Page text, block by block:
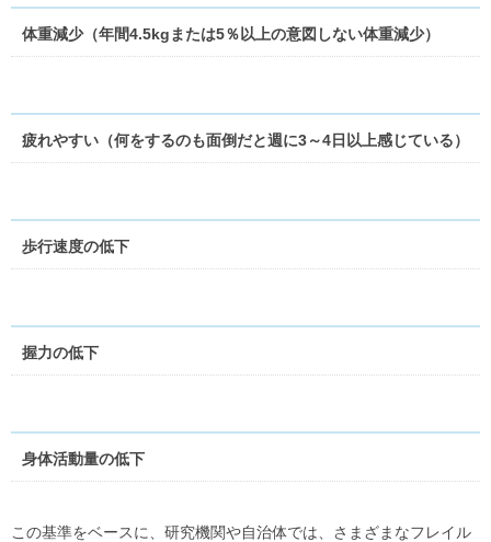
体重減少（年間4.5kgまたは5％以上の意図しない体重減少）
疲れやすい（何をするのも面倒だと週に3～4日以上感じている）
歩行速度の低下
握力の低下
身体活動量の低下
この基準をベースに、研究機関や自治体では、さまざまなフレイル